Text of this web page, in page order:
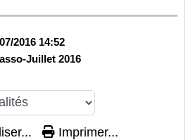
2016 14:52
Juillet 2016
Imprimer...